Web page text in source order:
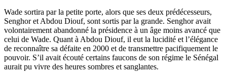
Wade sortira par la petite porte, alors que ses deux prédécesseurs,
Senghor et Abdou Diouf, sont sortis par la grande. Senghor avait
volontairement abandonné la présidence à un âge moins avancé que
celui de Wade. Quant à Abdou Diouf, il eut la lucidité et l’élégance
de reconnaître sa défaite en 2000 et de transmettre pacifiquement le
pouvoir. S’il avait écouté certains faucons de son régime le Sénégal
aurait pu vivre des heures sombres et sanglantes.